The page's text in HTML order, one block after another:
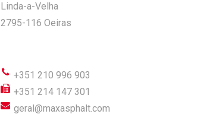
Linda-a-Velha
2795-116 Oeiras
+351 210 996 903
+351 214 147 301
geral@maxasphalt.com